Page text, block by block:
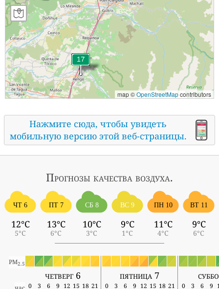
map ©OpenStreetMapcontributors
Нажмите сюда, чтобы увидеть
мобильную версию этой веб-страницы.
Прогнозы качества воздуха.
ЧТ 6
12°C
5°C
ПТ 7
13°C
6°C
СБ 8
10°C
3°C
ВС 9
9°C
1°C
ПН 10
11°C
4°C
ВТ 11
9°C
6°C
PM2.5
четверг 6 пятница 7
0 3 6 9 12 15 18 21 0 3 6 9 12 15 18 21 0 3 6 9